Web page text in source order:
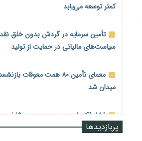
کمتر توسعه می‌یابد
تأمین سرمایه در گردش بدون خلق
سیاست‌های مالیاتی در حمایت از تولید
معمای تأمین ۸۰ همت معوقات
میدان شد
درصد رسید
پربازدیدها